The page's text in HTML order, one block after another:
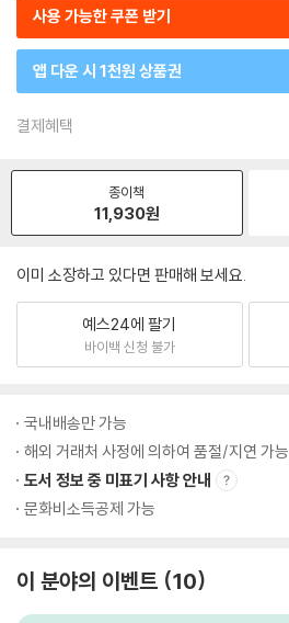
사용 가능한 쿠폰 받기
앱 다운 시 1천원 상품권
결제혜택
종이책
11,930원
이미 소장하고 있다면 판매해 보세요.
예스24에 팔기
바이백 신청 불가
국내배송만 가능
해외 거래처 사정에 의하여 품절/지연 가능
도서 정보 중 미표기 사항 안내
문화비소득공제 가능
이 분야의 이벤트 10